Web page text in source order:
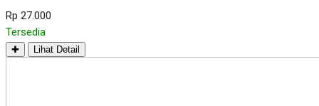
Rp 27.000
Tersedia
✚ Lihat Detail